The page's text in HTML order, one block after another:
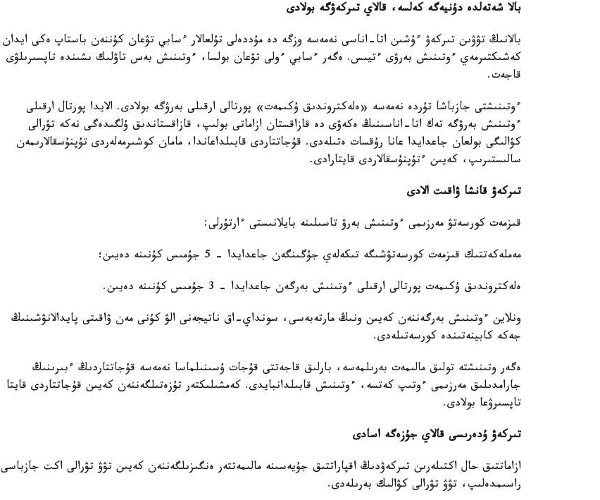
بالا شەتەلدە دۇنيەگە كەلسە، قالاي تىركەۋگە بولادى
بالانىڭ تۋۋىن تىركەۋ ءۇشىن اتا-اناسى نەمەسە وزگە دە مۇددەلى تۇلعالار ءسابي تۋعان كۇننەن باستاپ ەكى ايدان
كەشىكتىرمەي ءوتىنىش بەرۋى ءتيىس. ەگەر ءسابي ءولى تۋعان بولسا، ءوتىنىش بەس تاۋلىك ىشىندە تاپسىرىلۋى
قاجەت.
ءوتىنىشتى جازباشا تۇردە نەمەسە «ەلەكتروندىق ۇكىمەت» پورتالى ارقىلى بەرۋگە بولادى. الايدا پورتال ارقىلى
ءوتىنىش بەرۋگە تەك اتا-اناسىنىڭ ەكەۋى دە قازاقستان ازاماتى بولىپ، قازاقستاندىق ۇلگىدەگى نەكە تۋرالى
كۋالىگى بولعان جاعدايدا عانا رۇقسات ەتىلەدى. قۇجاتتاردى قابىلداعاندا، مامان كوشىرمەلەردى تۇپنۇسقالارىمەن
سالىستىرىپ، كەيىن ءتۇپنۇسقالاردى قايتارادى.
تىركەۋ قانشا ۋاقىت الادى
قىزمەت كورسەتۋ مەرزىمى ءوتىنىش بەرۋ تاسىلىنە بايلانىستى ءارتۇرلى:
مەملەكەتتىك قىزمەت كورسەتۋشىگە تىكەلەي جۇگىنگەن جاعدايدا - 5 جۇمىس كۇنىنە دەيىن؛
ەلەكتروندىق ۇكىمەت پورتالى ارقىلى ءوتىنىش بەرگەن جاعدايدا - 3 جۇمىس كۇنىنە دەيىن.
ونلاين ءوتىنىش بەرگەننەن كەيىن ونىڭ مارتەبەسى، سونداي-اق ناتيجەنى الۋ كۇنى مەن ۋاقىتى پايدالانۋشىنىڭ
جەكە كابينەتىندە كورسەتىلەدى.
ەگەر وتىنىشتە تولىق مالىمەت بەرىلمەسە، بارلىق قاجەتتى قۇجات ۇسىنىلماسا نەمەسە قۇجاتتاردىڭ ءبىرىنىڭ
جارامدىلىق مەرزىمى ءوتىپ كەتسە، ءوتىنىش قابىلدانبايدى. كەمشىلىكتەر تۇزەتىلگەننەن كەيىن قۇجاتتاردى قايتا
تاپسىرۋعا بولادى.
تىركەۋ ۇدەرىسى قالاي جۇزەگە اسادى
ازاماتتىق حال اكتىلەرىن تىركەۋدىڭ اقپاراتتىق جۇيەسىنە مالىمەتتەر ەنگىزىلگەننەن كەيىن تۋۋ تۋرالى اكت جازباسى
راسىمدەلىپ، تۋۋ تۋرالى كۋالىك بەرىلەدى.